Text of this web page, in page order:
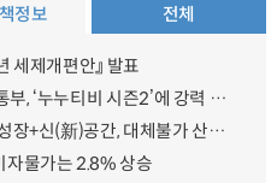
정보 전체
세제개편안』 발표
과기정통부, ‘누누티비 시즌2’에 강력 대응 의지 밝혀
“초(超)성장+신(新)공간, 대체불가 산업강국”
자물가는 2.8% 상승